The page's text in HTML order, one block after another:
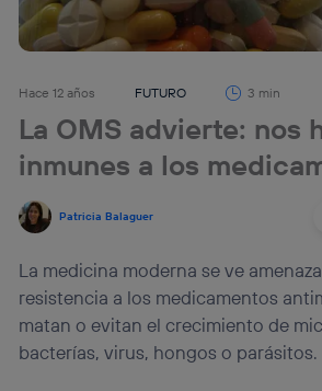
Hace 12 años FUTURO 3 min
La OMS advierte: nos
inmunes a los
Patricia Balaguer
La medicina moderna se ve
resistencia a los medicamentos
matan o evitan el crecimiento de
bacterías, virus, hongos o parásitos.